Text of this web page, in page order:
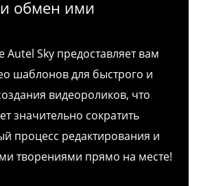
и обмен ими
Sky предоставляет вам
шаблонов для быстрого и
видеороликов, что
значительно сократить
процесс редактирования и
творениями прямо на месте!